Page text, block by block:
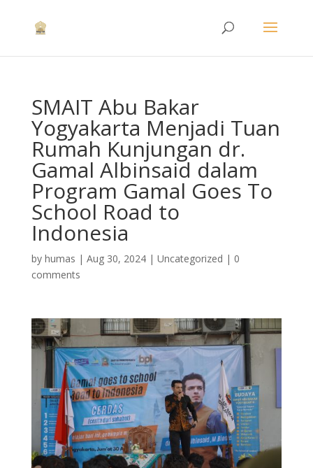
SMAIT Abu Bakar
Yogyakarta Menjadi Tuan
Rumah Kunjungan dr.
Gamal Albinsaid dalam
Program Gamal Goes To
School Road to
Indonesia
by humas | Aug 30, 2024| Uncategorized | 0
comments